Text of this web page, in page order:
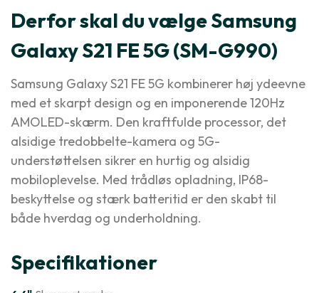
Derfor skal du vælge Samsung
Galaxy S21 FE 5G (SM-G990)
Samsung Galaxy S21 FE 5G kombinerer høj ydeevne
med et skarpt design og en imponerende 120Hz
AMOLED-skærm. Den kraftfulde processor, det
alsidige tredobbelte-kamera og 5G-
understøttelsen sikrer en hurtig og alsidig
mobiloplevelse. Med trådløs opladning, IP68-
beskyttelse og stærk batteritid er den skabt til
både hverdag og underholdning.
Specifikationer